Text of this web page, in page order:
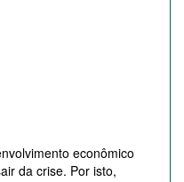
econômico
da crise. Por isto,